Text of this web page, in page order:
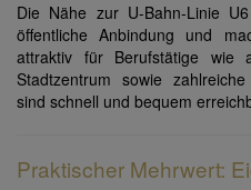
Die Nähe zur U-Bahn-Linie
öffentliche Anbindung und
attraktiv für Berufstätige wie
Stadtzentrum sowie
sind schnell und bequem
Praktischer Mehrwert: